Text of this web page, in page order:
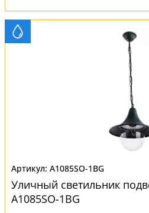
A1085SO-1BG
Уличный светильник
A1085SO-1BG